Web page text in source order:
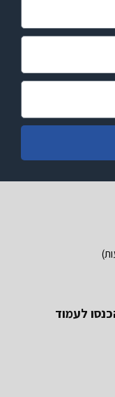
לעמוד